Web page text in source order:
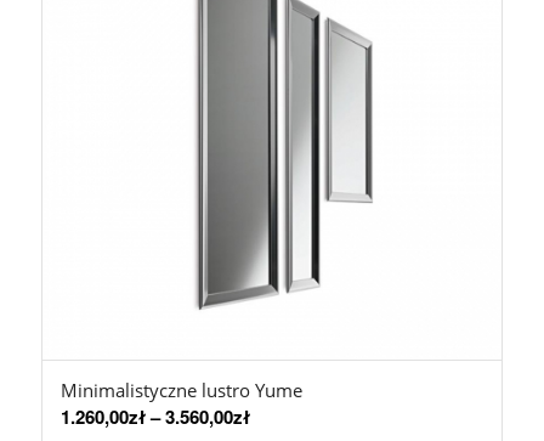
Minimalistyczne lustro Yume
1.260,00zł–3.560,00zł